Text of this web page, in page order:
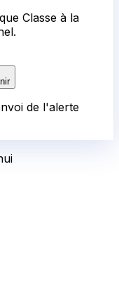
Classe à la
de l'alerte